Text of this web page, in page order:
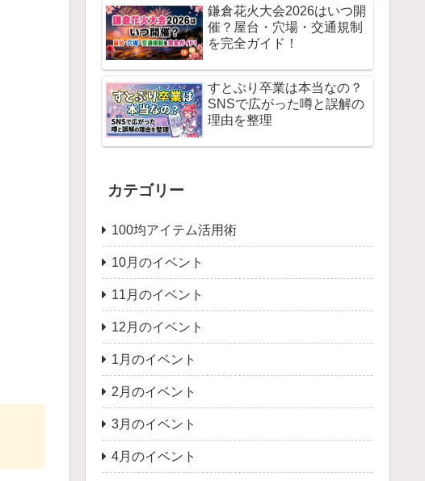
鎌倉花火大会2026はいつ開
催？屋台・穴場・交通規制
を完全ガイド！
すとぷり卒業は本当なの？
SNSで広がった噂と誤解の
理由を整理
カテゴリー
100均アイテム活用術
10月のイベント
11月のイベント
12月のイベント
1月のイベント
2月のイベント
3月のイベント
4月のイベント